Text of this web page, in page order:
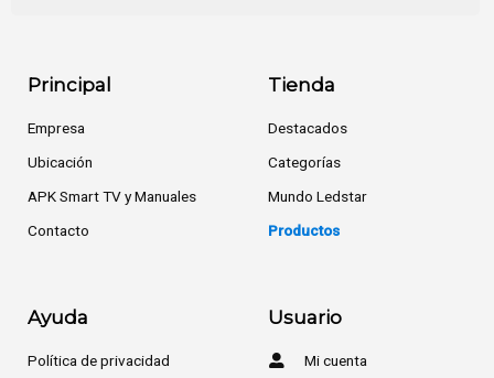
Principal
Empresa
Ubicación
APK Smart TV y Manuales
Contacto
Tienda
Destacados
Categorías
Mundo Ledstar
Productos
Ayuda
Política de privacidad
Usuario
Mi cuenta